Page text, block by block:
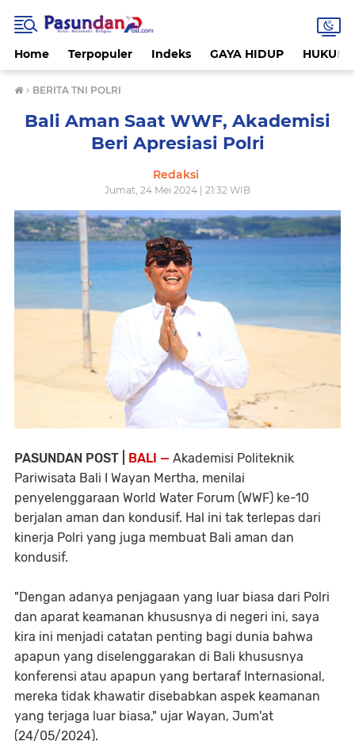
Home Terpopuler Indeks GAYA HIDUP HUKUM
› BERITA TNI POLRI
Bali Aman Saat WWF, Akademisi
Beri Apresiasi Polri
Redaksi
Jumat, 24 Mei 2024 | 21:32 WIB
PASUNDAN POST | BALI — Akademisi Politeknik
Pariwisata Bali I Wayan Mertha, menilai
penyelenggaraan World Water Forum (WWF) ke-10
berjalan aman dan kondusif. Hal ini tak terlepas dari
kinerja Polri yang juga membuat Bali aman dan
kondusif.
"Dengan adanya penjagaan yang luar biasa dari Polri
dan aparat keamanan khususnya di negeri ini, saya
kira ini menjadi catatan penting bagi dunia bahwa
apapun yang diselenggarakan di Bali khususnya
konferensi atau apapun yang bertaraf Internasional,
mereka tidak khawatir disebabkan aspek keamanan
yang terjaga luar biasa," ujar Wayan, Jum'at
(24/05/2024).